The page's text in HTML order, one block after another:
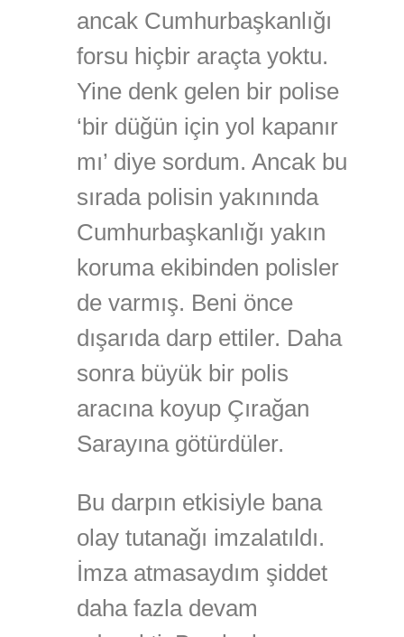
ancak Cumhurbaşkanlığı
forsu hiçbir araçta yoktu.
Yine denk gelen bir polise
‘bir düğün için yol kapanır
mı’ diye sordum. Ancak bu
sırada polisin yakınında
Cumhurbaşkanlığı yakın
koruma ekibinden polisler
de varmış. Beni önce
dışarıda darp ettiler. Daha
sonra büyük bir polis
aracına koyup Çırağan
Sarayına götürdüler.
Bu darpın etkisiyle bana
olay tutanağı imzalatıldı.
İmza atmasaydım şiddet
daha fazla devam